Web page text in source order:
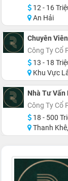
12 - 16
An Hải
Chuyên
Công Ty Cổ
13 - 18
Khu Vực
Nhà Tư Vấn
Công Ty Cổ
18 - 500
Thanh Khê,